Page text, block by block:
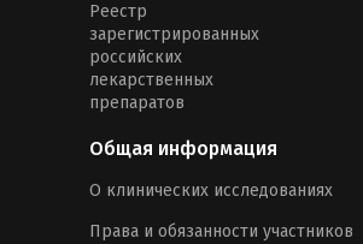
Реестр
зарегистрированных
российских
лекарственных
препаратов
Общая информация
О клинических исследованиях
Права и обязанности участников